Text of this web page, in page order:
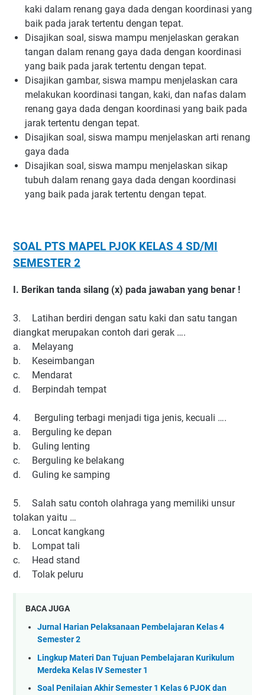
kaki dalam renang gaya dada dengan koordinasi yang
baik pada jarak tertentu dengan tepat.
Disajikan soal, siswa mampu menjelaskan gerakan
tangan dalam renang gaya dada dengan koordinasi
yang baik pada jarak tertentu dengan tepat.
Disajikan gambar, siswa mampu menjelaskan cara
melakukan koordinasi tangan, kaki, dan nafas dalam
renang gaya dada dengan koordinasi yang baik pada
jarak tertentu dengan tepat.
Disajikan soal, siswa mampu menjelaskan arti renang
gaya dada
Disajikan soal, siswa mampu menjelaskan sikap
tubuh dalam renang gaya dada dengan koordinasi
yang baik pada jarak tertentu dengan tepat.
SOAL PTS MAPEL PJOK KELAS 4 SD/MI
SEMESTER 2
I. Berikan tanda silang (x) pada jawaban yang benar !
3.
Latihan berdiri dengan satu kaki dan satu tangan
diangkat merupakan contoh dari gerak ….
a.
Melayang
b.
Keseimbangan
c.
Mendarat
d.
Berpindah tempat
4.
Berguling terbagi menjadi tiga jenis, kecuali ….
a.
Berguling ke depan
b.
Guling lenting
c.
Berguling ke belakang
d.
Guling ke samping
5.
Salah satu contoh olahraga yang memiliki unsur
tolakan yaitu …
a.
Loncat kangkang
b.
Lompat tali
c.
Head stand
d.
Tolak peluru
BACA JUGA
Jurnal Harian Pelaksanaan Pembelajaran Kelas 4
Semester 2
Lingkup Materi Dan Tujuan Pembelajaran Kurikulum
Merdeka Kelas IV Semester 1
Soal Penilaian Akhir Semester 1 Kelas 6 PJOK dan